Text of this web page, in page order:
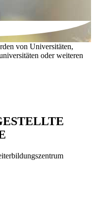
von Universitäten,
oder weiteren